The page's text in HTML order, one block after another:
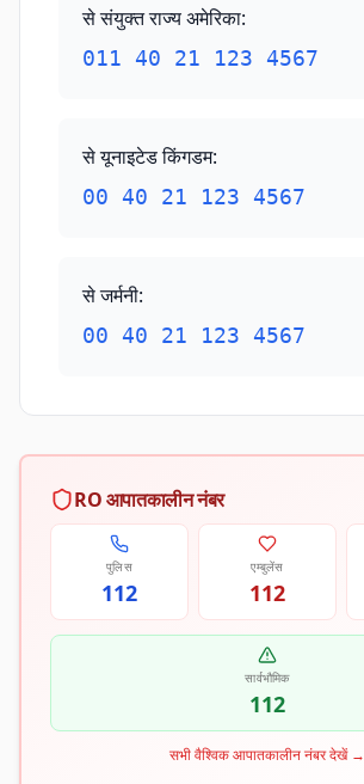
से संयुक्त राज्य अमेरिका:
011 40 21 123 4567
से यूनाइटेड किंगडम:
00 40 21 123 4567
से जर्मनी:
00 40 21 123 4567
RO आपातकालीन नंबर
पुलिस
112
एम्बुलेंस
112
सार्वभौमिक
112
सभी वैश्विक आपातकालीन नंबर देखें→